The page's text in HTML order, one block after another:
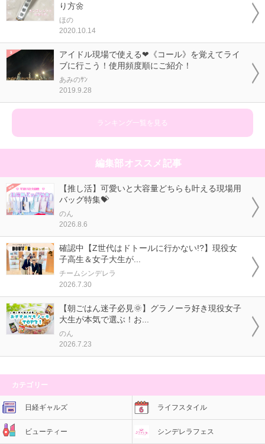
り方🌼
ほの
2020.10.14
アイドル現場で使える❤《コール》を覚えてライ
ブに行こう！使用頻度順にご紹介！
あみのｻﾝ
2019.9.28
ランキング一覧を見る
編集部オススメ記事
【推し活】可愛いと大容量どちらも叶える現場用
バッグ特集💝
のん
2026.8.6
確認中【Z世代はドトールに行かない!?】現役女
子高生＆女子大生が...
チームシンデレラ
2026.7.30
【朝ごはん迷子必見🌞】グラノーラ好き現役女子
大生が本気で選ぶ！お...
のん
2026.7.23
カテゴリー
日経ギャルズ ライフスタイル
ビューティー シンデレラフェス